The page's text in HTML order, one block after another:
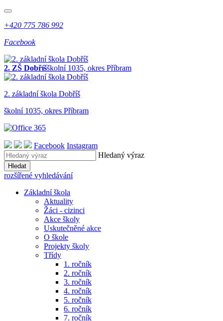
+420 775 786 992
Facebook
2. ZŠ Dobříšškolní 1035, okres Příbram
2. základníškola Dobříš
školní 1035, okres Příbram
Facebook Instagram
Hledaný výraz
Hledat
rozšířené vyhledávání
Základní škola
Aktuality
Žáci - cizinci
Akce školy
Uskutečněné akce
O škole
Projekty školy
Třídy
1. ročník
2. ročník
3. ročník
4. ročník
5. ročník
6. ročník
7. ročník